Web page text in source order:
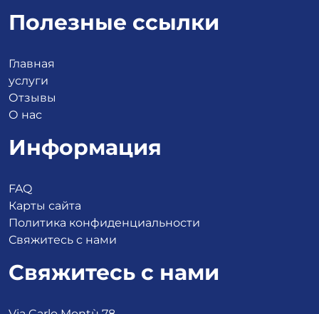
Полезные ссылки
Главная
услуги
Отзывы
О нас
Информация
FAQ
Карты сайта
Политика конфиденциальности
Свяжитесь с нами
Свяжитесь с нами